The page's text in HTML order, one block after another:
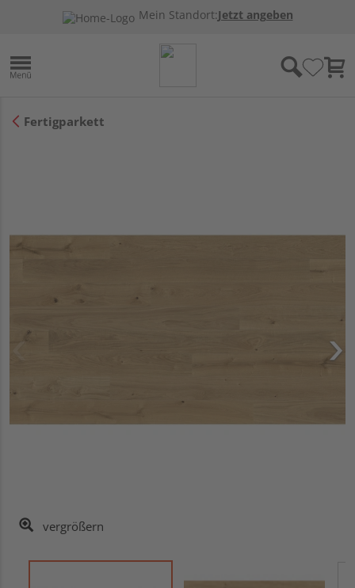
Mein Standort:Jetzt angeben
Fertigparkett
vergrößern